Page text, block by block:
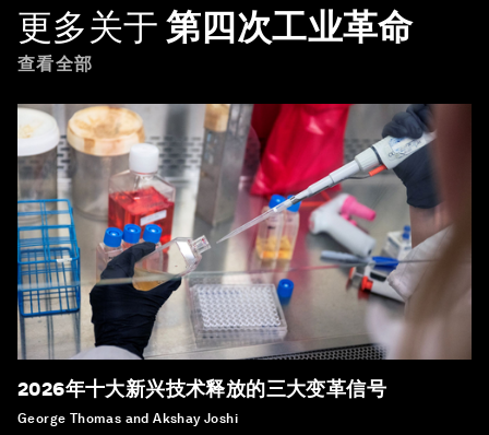
更多关于 第四次工业革命
查看全部
2026年十大新兴技术释放的三大变革信号
George Thomas and Akshay Joshi